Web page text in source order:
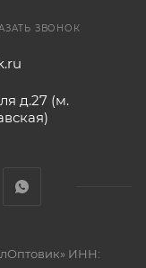
ЗВОНОК
д.27 (м.
ИНН: